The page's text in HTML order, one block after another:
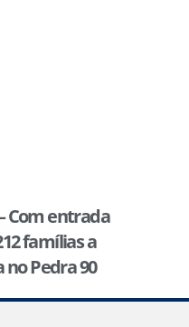
Com entrada
famílias a
Pedra 90